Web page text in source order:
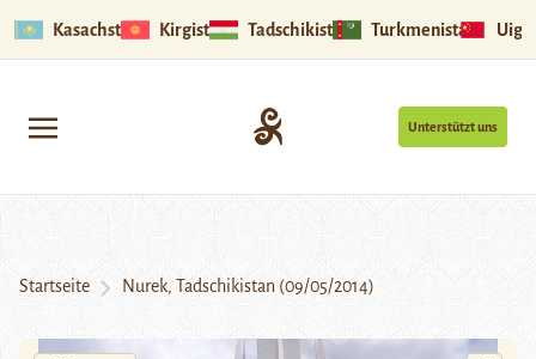
Kasachstan Kirgistan Tadschikistan Turkmenistan
Unterstützt uns
Startseite Nurek, Tadschikistan (09/05/2014)